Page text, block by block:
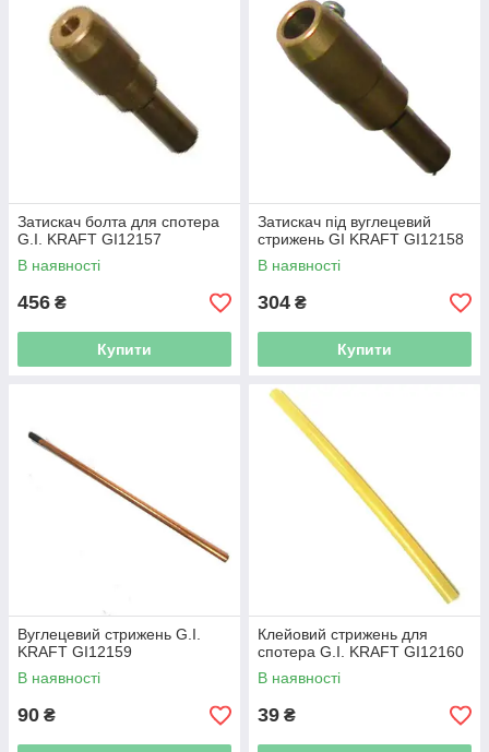
Затискач болта для спотера
G.I. KRAFT GI12157
В наявності
456 ₴
Купити
Затискач під вуглецевий
стрижень GI KRAFT GI12158
В наявності
304 ₴
Купити
Вуглецевий стрижень G.I.
KRAFT GI12159
В наявності
90 ₴
Клейовий стрижень для
спотера G.I. KRAFT GI12160
В наявності
39 ₴